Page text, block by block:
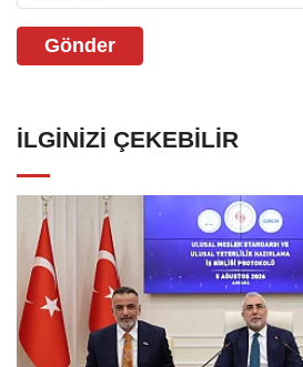
Gönder
İLGINIZI ÇEKEBILIR